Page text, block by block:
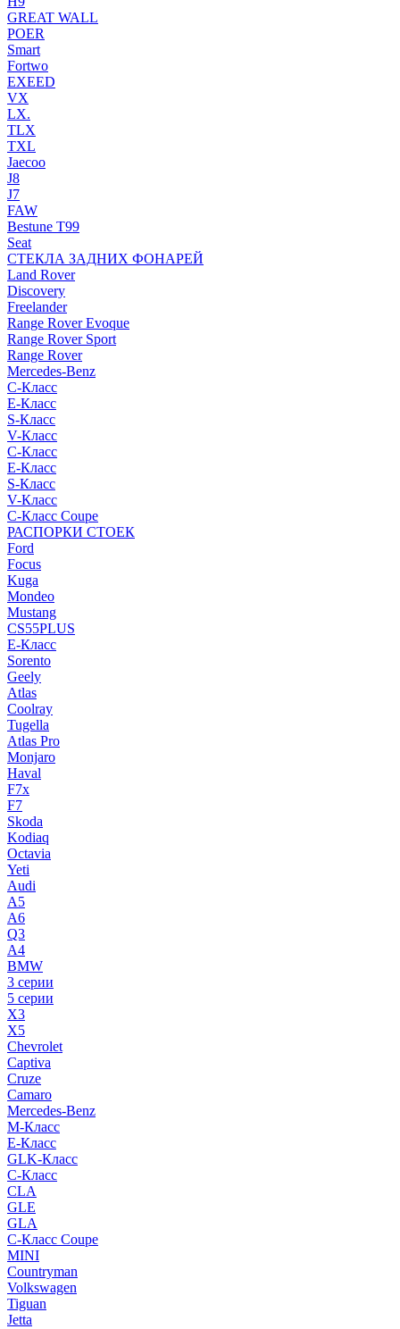
GREAT WALL
POER
Smart
Fortwo
EXEED
VX
LX.
TLX
TXL
Jaecoo
J8
J7
FAW
Bestune T99
Seat
СТЕКЛА ЗАДНИХ ФОНАРЕЙ
Land Rover
Discovery
Freelander
Range Rover Evoque
Range Rover Sport
Range Rover
Mercedes-Benz
C-Класс
E-Класс
S-Класс
V-Класс
C-Класс
E-Класс
S-Класс
V-Класс
C-Класс Coupe
РАСПОРКИ СТОЕК
Ford
Focus
Kuga
Mondeo
Mustang
CS55PLUS
E-Класс
Sorento
Geely
Atlas
Coolray
Tugella
Atlas Pro
Monjaro
Haval
F7x
F7
Skoda
Kodiaq
Octavia
Yeti
Audi
A5
A6
Q3
A4
BMW
3 серии
5 серии
X3
X5
Chevrolet
Captiva
Cruze
Camaro
Mercedes-Benz
M-Класс
E-Класс
GLK-Класс
C-Класс
CLA
GLE
GLA
C-Класс Coupe
MINI
Countryman
Volkswagen
Tiguan
Jetta